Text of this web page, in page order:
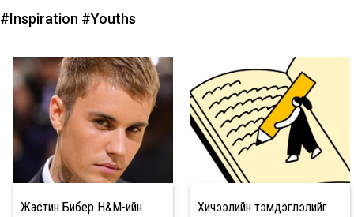
#Inspiration #Youths
Жастин Бибер H&M-ийн
Хичээлийн тэмдэглэлийг